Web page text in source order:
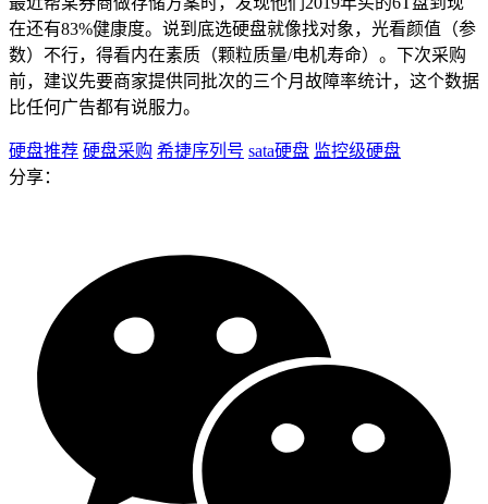
在还有83%健康度。说到底选硬盘就像找对象，光看颜值（参
数）不行，得看内在素质（颗粒质量/电机寿命）。下次采购
前，建议先要商家提供同批次的三个月故障率统计，这个数据
比任何广告都有说服力。
硬盘推荐 硬盘采购 希捷序列号 sata硬盘 监控级硬盘
分享：